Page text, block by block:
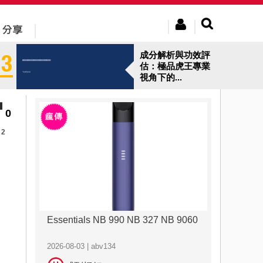
成分解析與功效評
估：極品虎王專業
視角下的...
0
2
Essentials NB 990 NB 327 NB 9060
2026-08-03 | abv134